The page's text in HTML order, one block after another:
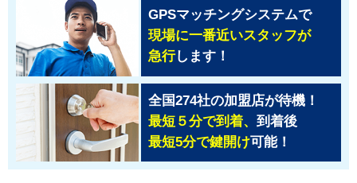
GPSマッチングシステムで
現場に一番近いスタッフが
急行します！
全国274社の加盟店が待機！
最短５分で到着、到着後
最短5分で鍵開け可能！